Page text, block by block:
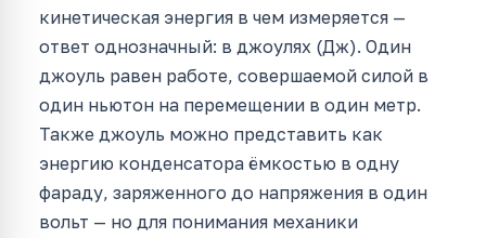
кинетическая энергия в чем измеряется —
ответ однозначный: в джоулях (Дж). Один
джоуль равен работе, совершаемой силой в
один ньютон на перемещении в один метр.
Также джоуль можно представить как
энергию конденсатора ёмкостью в одну
фараду, заряженного до напряжения в один
вольт — но для понимания механики